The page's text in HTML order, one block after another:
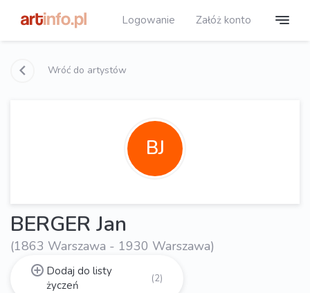
Logowanie Załóż konto
Wróć do artystów
BJ
BERGER Jan
(1863 Warszawa - 1930 Warszawa)
Dodaj do listy
życzeń
(2)